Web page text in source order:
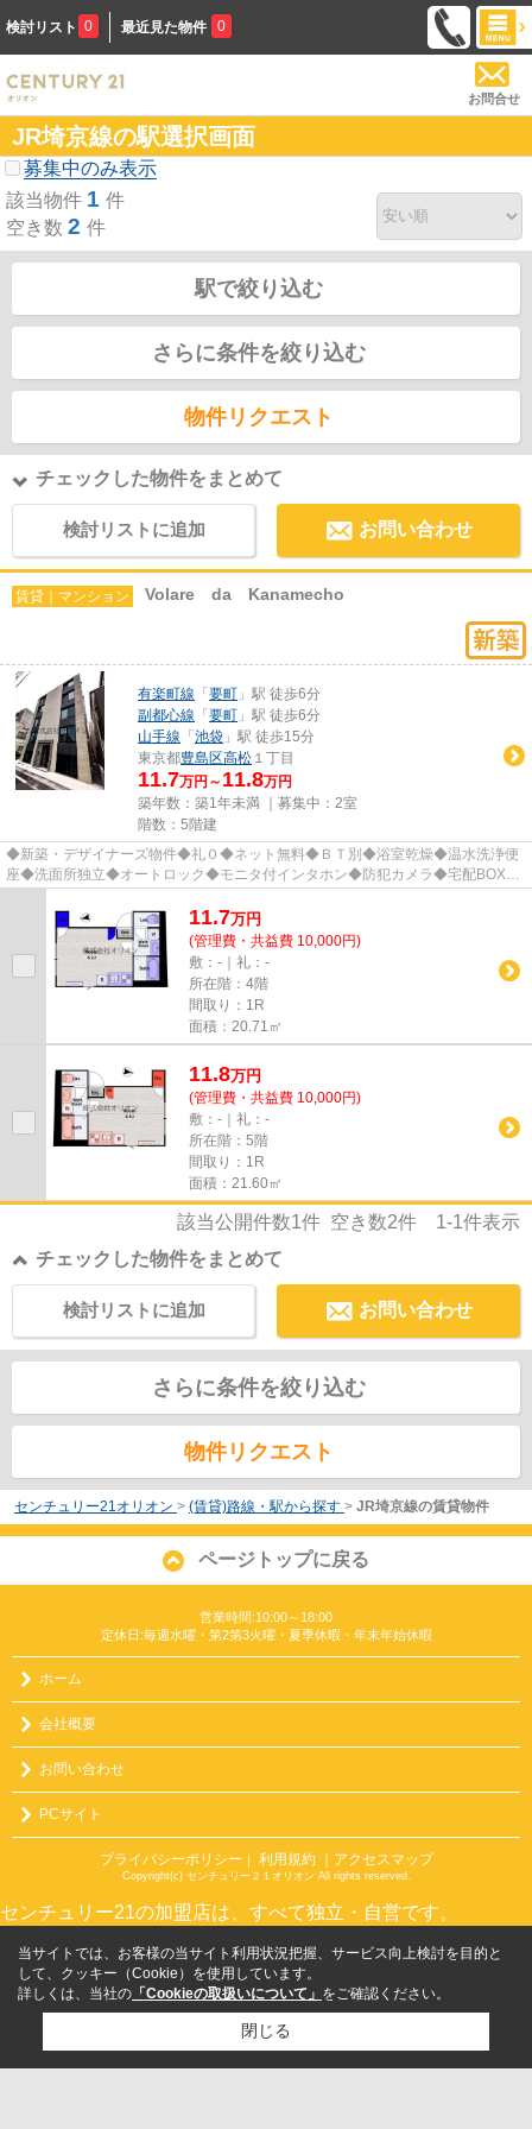
検討リスト 0 最近見た物件 0
お問合せ
JR埼京線の駅選択画面
募集中のみ表示
該当物件 1 件
空き数 2 件
駅で絞り込む
さらに条件を絞り込む
物件リクエスト
チェックした物件をまとめて
検討リストに追加 お問い合わせ
賃貸｜マンション Volare da Kanamecho
有楽町線 「 要町 」駅 徒歩6分
副都心線 「 要町 」駅 徒歩6分
山手線 「 池袋 」駅 徒歩15分
東京都豊島区高松 １丁目
11.7万円～ 11.8万円
築年数：築1年未満 ｜募集中： 2室
階数：5階建
◆新築・デザイナーズ物件◆礼０◆ネット無料◆ＢＴ別◆浴室乾燥◆温水洗浄便
座◆洗面所独立◆オートロック◆モニタ付インタホン◆防犯カメラ◆宅配BOX◆
11.7万円
(管理費・共益費 10,000円)
敷：-｜礼：-
所在階：4階
間取り：1R
面積：20.71㎡
11.8万円
(管理費・共益費 10,000円)
敷：-｜礼：-
所在階：5階
間取り：1R
面積：21.60㎡
該当公開件数1件 空き数2件 1-1件表示
チェックした物件をまとめて
お問い合わせ
検討リストに追加
さらに条件を絞り込む
物件リクエスト
センチュリー21オリオン > (賃貸)路線・駅から探す > JR埼京線の賃貸物件
ページトップに戻る
営業時間:10:00～18:00
定休日:毎週水曜・第2第3火曜・夏季休暇・年末年始休暇
ホーム
会社概要
お問い合わせ
PCサイト
プライバシーポリシー ｜ 利用規約 ｜アクセスマップ
Copyright(c) センチュリー２１オリオン All rights reserved.
センチュリー21の加盟店は、すべて独立・自営です。
当サイトでは、お客様の当サイト利用状況把握、サービス向上検討を目的と
して、クッキー（Cookie）を使用しています。
詳しくは、当社の 「Cookieの取扱いについて」 をご確認ください。
閉じる